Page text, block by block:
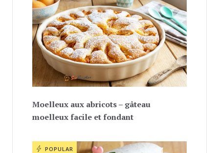
Moelleux aux abricots – gâteau
moelleux facile et fondant
POPULAR